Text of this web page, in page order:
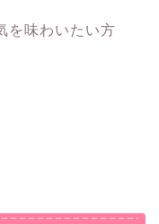
を味わいたい方